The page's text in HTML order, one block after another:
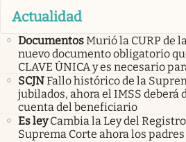
Actualidad
DocumentosMurió la CURP de
nuevo documento obligatorio
CLAVE ÚNICA y es necesario
SCJNFallo histórico de la
jubilados, ahora el IMSS deberá
cuenta del beneficiario
Es ley Cambia la Ley del
Suprema Corte ahora los